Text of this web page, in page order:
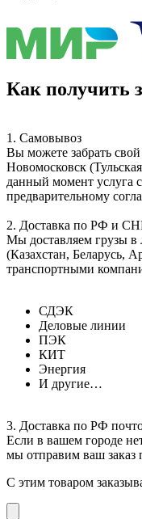
Как получить
1. Самовывоз
Вы можете забрать
Новомосковск
данный момент услуга
предварительному
2. Доставка по РФ и
Мы доставляем грузы
(Казахстан, Беларусь,
транспортными
СДЭК
Деловые линии
ПЭК
КИТ
Энергия
И другие…
3. Доставка по РФ
Если в вашем городе
мы отправим ваш заказ
С этим товаром